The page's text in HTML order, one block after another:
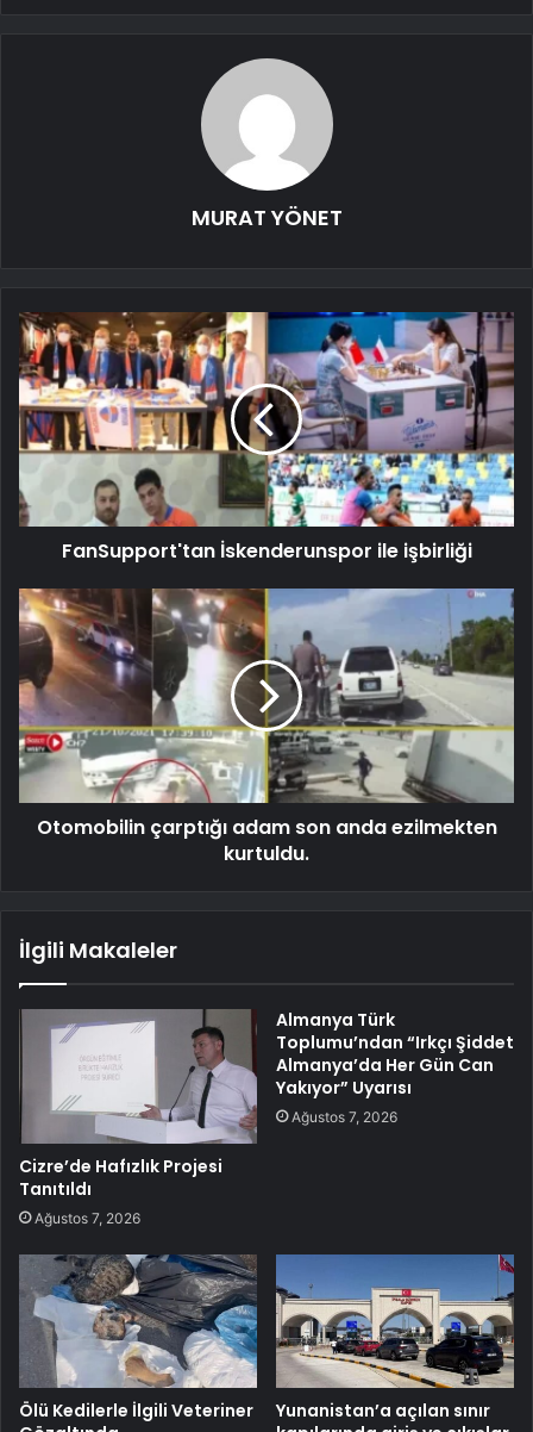
MURAT YÖNET
FanSupport'tan İskenderunspor ile işbirliği
Otomobilin çarptığı adam son anda ezilmekten
kurtuldu.
İlgili Makaleler
Cizre’de Hafızlık Projesi
Tanıtıldı
Ağustos 7, 2026
Almanya Türk
Toplumu’ndan “Irkçı Şiddet
Almanya’da Her Gün Can
Yakıyor” Uyarısı
Ağustos 7, 2026
Ölü Kedilerle İlgili Veteriner
Yunanistan’a açılan sınır